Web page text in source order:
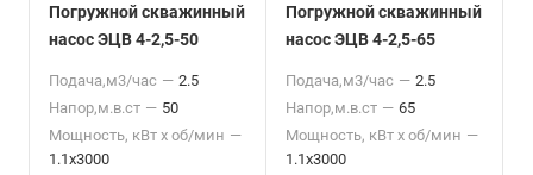
Погружной скважинный
насос ЭЦВ 4-2,5-50
Подача,м3/час — 2.5
Напор,м.в.ст — 50
Мощность, кВт x об/мин —
1.1x3000
Погружной скважинный
насос ЭЦВ 4-2,5-65
Подача,м3/час — 2.5
Напор,м.в.ст — 65
Мощность, кВт x об/мин —
1.1x3000